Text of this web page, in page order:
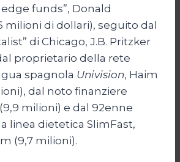
funds”, Donald
milioni di dollari), seguito dal
di Chicago, J.B. Pritzker
proprietario della rete
spagnola Univision, Haim
dal noto finanziere
milioni) e dal 92enne
linea dietetica SlimFast,
(9,7 milioni).